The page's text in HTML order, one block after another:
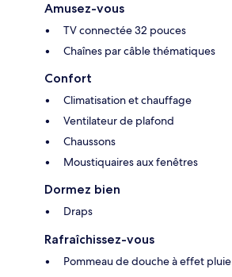
Amusez-vous
TV connectée 32 pouces
Chaînes par câble thématiques
Confort
Climatisation et chauffage
Ventilateur de plafond
Chaussons
Moustiquaires aux fenêtres
Dormez bien
Draps
Rafraîchissez-vous
Pommeau de douche à effet pluie